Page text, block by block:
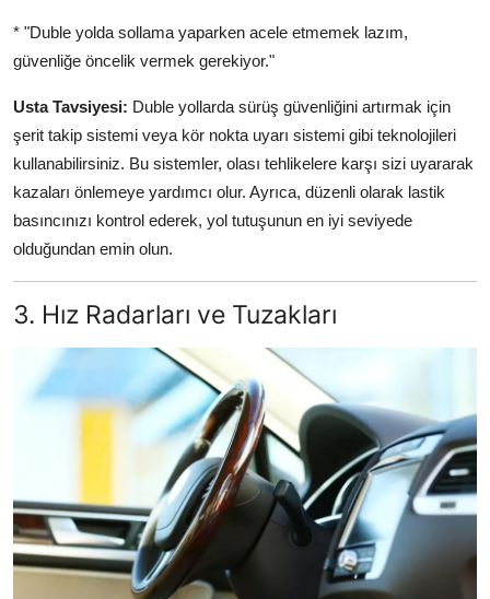
* "Duble yolda sollama yaparken acele etmemek lazım,
güvenliğe öncelik vermek gerekiyor."
Usta Tavsiyesi: Duble yollarda sürüş güvenliğini artırmak için
şerit takip sistemi veya kör nokta uyarı sistemi gibi teknolojileri
kullanabilirsiniz. Bu sistemler, olası tehlikelere karşı sizi uyararak
kazaları önlemeye yardımcı olur. Ayrıca, düzenli olarak lastik
basıncınızı kontrol ederek, yol tutuşunun en iyi seviyede
olduğundan emin olun.
3. Hız Radarları ve Tuzakları